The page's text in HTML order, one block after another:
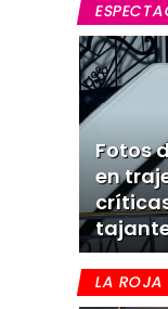
Fotos
en
LA ROJA